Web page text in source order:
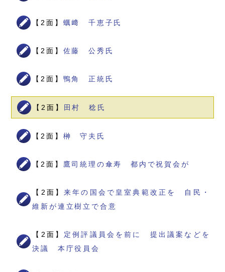
【2面】 蠣﨑 千恵子氏
【2面】 佐藤 公秀氏
【2面】 鴨角 正統氏
【2面】 田村 稔氏
【2面】 榊 守夫氏
【2面】 鷹司統理の傘寿 都内で祝賀会が
【2面】来年の国会で皇室典範改正を 自民・
維新が連立樹立で合意
【2面】 定例評議員会を前に 提出議案などを
決議 本庁役員会